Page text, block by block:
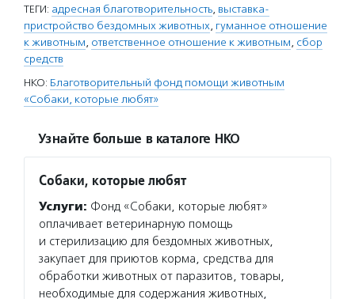
ТЕГИ: адресная благотворительность, выставка-
пристройство бездомных животных, гуманное отношение
к животным, ответственное отношение к животным, сбор
средств
НКО: Благотворительный фонд помощи животным
«Собаки, которые любят»
Узнайте больше в каталоге НКО
Собаки, которые любят
Услуги: Фонд «Собаки, которые любят»
оплачивает ветеринарную помощь
и стерилизацию для бездомных животных,
закупает для приютов корма, средства для
обработки животных от паразитов, товары,
необходимые для содержания животных,